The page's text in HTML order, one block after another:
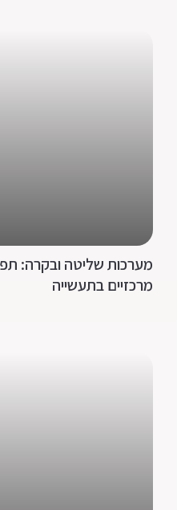
מערכות שליטה ובקרה:
מרכזיים בתעשייה